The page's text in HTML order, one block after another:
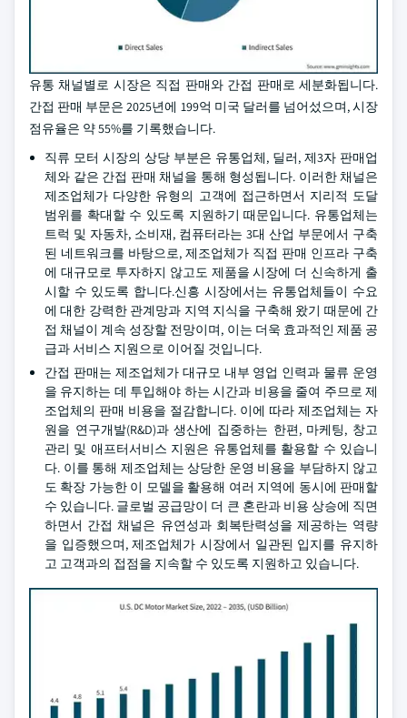
유통 채널별로 시장은 직접 판매와 간접 판매로 세분화됩니다.
간접 판매 부문은 2025년에 199억 미국 달러를 넘어섰으며, 시장
점유율은 약 55%를 기록했습니다.
직류 모터 시장의 상당 부분은 유통업체, 딜러, 제3자 판매업
체와 같은 간접 판매 채널을 통해 형성됩니다. 이러한 채널은
제조업체가 다양한 유형의 고객에 접근하면서 지리적 도달
범위를 확대할 수 있도록 지원하기 때문입니다. 유통업체는
트럭 및 자동차, 소비재, 컴퓨터라는 3대 산업 부문에서 구축
된 네트워크를 바탕으로, 제조업체가 직접 판매 인프라 구축
에 대규모로 투자하지 않고도 제품을 시장에 더 신속하게 출
시할 수 있도록 합니다.신흥 시장에서는 유통업체들이 수요
에 대한 강력한 관계망과 지역 지식을 구축해 왔기 때문에 간
접 채널이 계속 성장할 전망이며, 이는 더욱 효과적인 제품 공
급과 서비스 지원으로 이어질 것입니다.
간접 판매는 제조업체가 대규모 내부 영업 인력과 물류 운영
을 유지하는 데 투입해야 하는 시간과 비용을 줄여 주므로 제
조업체의 판매 비용을 절감합니다. 이에 따라 제조업체는 자
원을 연구개발(R&D)과 생산에 집중하는 한편, 마케팅, 창고
관리 및 애프터서비스 지원은 유통업체를 활용할 수 있습니
다. 이를 통해 제조업체는 상당한 운영 비용을 부담하지 않고
도 확장 가능한 이 모델을 활용해 여러 지역에 동시에 판매할
수 있습니다. 글로벌 공급망이 더 큰 혼란과 비용 상승에 직면
하면서 간접 채널은 유연성과 회복탄력성을 제공하는 역량
을 입증했으며, 제조업체가 시장에서 일관된 입지를 유지하
고 고객과의 접점을 지속할 수 있도록 지원하고 있습니다.